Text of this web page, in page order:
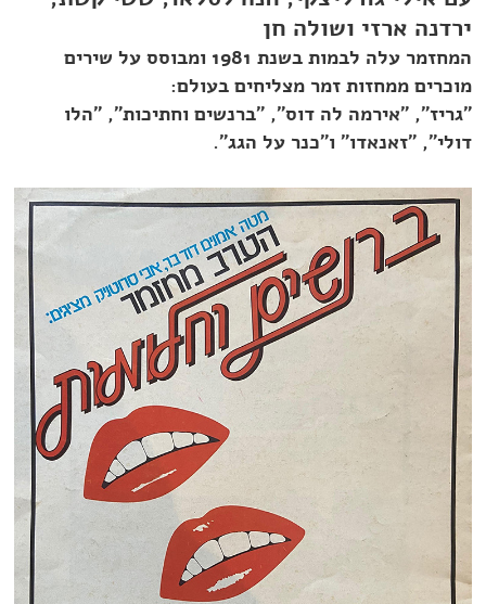
ירדנה ארזי ושולה חן
המחזמר עלה לבמות בשנת 1981 ומבוסס על שירים
מוכרים ממחזות זמר מצליחים בעולם:
"גריז", "אירמה לה דוס", "ברנשים וחתיכות", "הלו
דולי", "זאנאדו" ו"כנר על הגג".